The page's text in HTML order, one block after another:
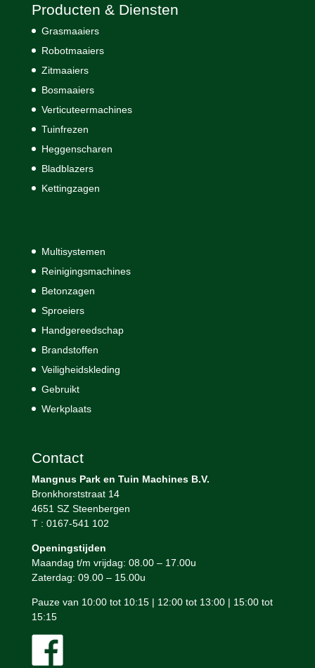
Producten & Diensten
Grasmaaiers
Robotmaaiers
Zitmaaiers
Bosmaaiers
Verticuteermachines
Tuinfrezen
Heggenscharen
Bladblazers
Kettingzagen
Multisystemen
Reinigingsmachines
Betonzagen
Sproeiers
Handgereedschap
Brandstoffen
Veiligheidskleding
Gebruikt
Werkplaats
Contact
Mangnus Park en Tuin Machines B.V.
Bronkhorststraat 14
4651 SZ Steenbergen
T : 0167-541 102
Openingstijden
Maandag t/m vrijdag: 08.00 – 17.00u
Zaterdag: 09.00 – 15.00u
Pauze van 10:00 tot 10:15 | 12:00 tot 13:00 | 15:00 tot
15:15